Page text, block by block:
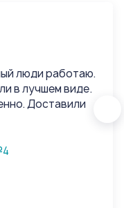
люди работаю.
в лучшем виде.
Доставили